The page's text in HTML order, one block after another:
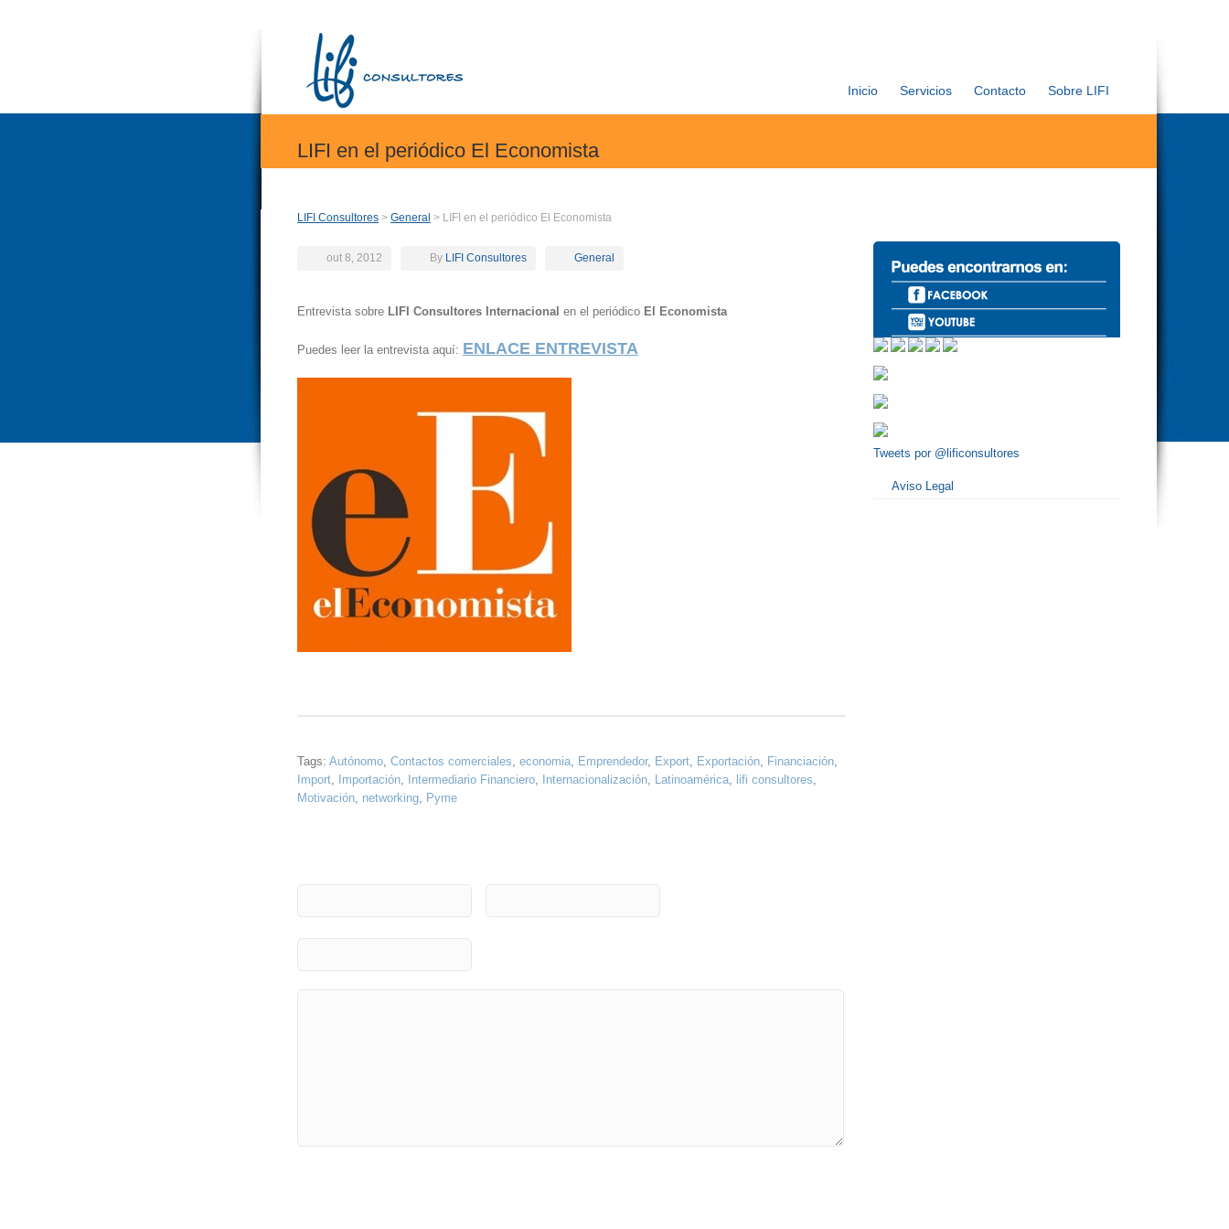
Inicio Servicios Contacto Sobre LIFI
LIFI en el periódico El Economista
LIFI Consultores > General > LIFI en el periódico El Economista
out 8, 2012 By LIFI Consultores General
Entrevista sobre LIFI Consultores Internacional en el periódico El Economista
Puedes leer la entrevista aquí: ENLACE ENTREVISTA
Tags: Autónomo, Contactos comerciales, economia, Emprendedor, Export, Exportación, Financiación,
Import, Importación, Intermediario Financiero, Internacionalización, Latinoamérica, lifi consultores,
Motivación, networking, Pyme
Tweets por @lificonsultores
Aviso Legal